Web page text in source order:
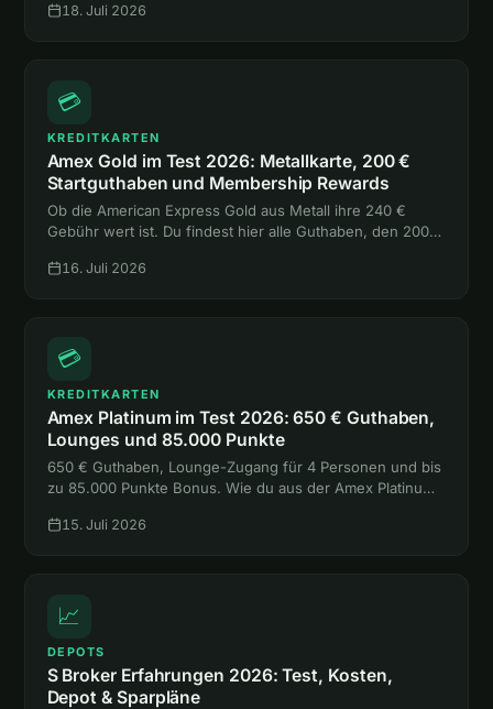
eine einzige Hotelnacht.
18. Juli 2026
💳
KREDITKARTEN
Amex Gold im Test 2026: Metallkarte, 200 €
Startguthaben und Membership Rewards
Ob die American Express Gold aus Metall ihre 240 €
Gebühr wert ist. Du findest hier alle Guthaben, den 200-
Platinum und Payback Amex.
16. Juli 2026
💳
KREDITKARTEN
Amex Platinum im Test 2026: 650 € Guthaben,
Lounges und 85.000 Punkte
650 € Guthaben, Lounge-Zugang für 4 Personen und bis
zu 85.000 Punkte Bonus. Wie du aus der Amex Platinum
15. Juli 2026
📈
DEPOTS
S Broker Erfahrungen 2026: Test, Kosten,
Depot & Sparpläne